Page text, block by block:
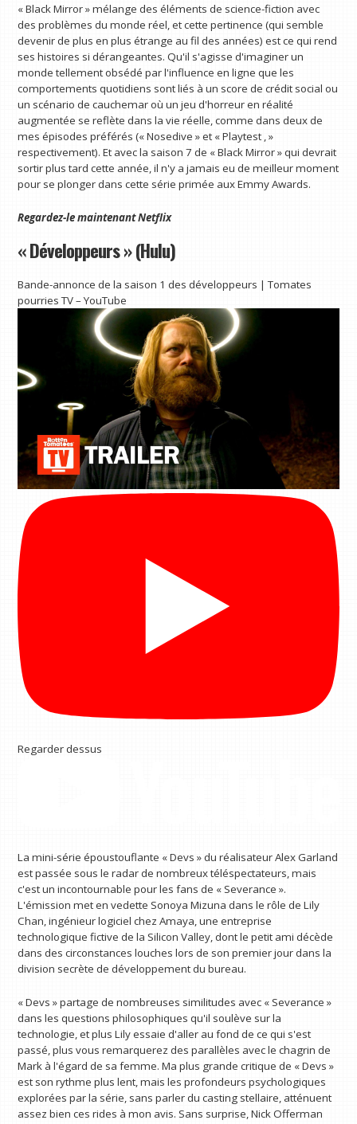
« Black Mirror » mélange des éléments de science-fiction avec
des problèmes du monde réel, et cette pertinence (qui semble
devenir de plus en plus étrange au fil des années) est ce qui rend
ses histoires si dérangeantes. Qu'il s'agisse d'imaginer un
monde tellement obsédé par l'influence en ligne que les
comportements quotidiens sont liés à un score de crédit social ou
un scénario de cauchemar où un jeu d'horreur en réalité
augmentée se reflète dans la vie réelle, comme dans deux de
mes épisodes préférés (« Nosedive » et « Playtest , »
respectivement). Et avec la saison 7 de « Black Mirror » qui devrait
sortir plus tard cette année, il n'y a jamais eu de meilleur moment
pour se plonger dans cette série primée aux Emmy Awards.
Regardez-le maintenantNetflix
« Développeurs » (Hulu)
Bande-annonce de la saison 1 des développeurs | Tomates
pourries TV – YouTube
Regarder dessus
La mini-série époustouflante « Devs » du réalisateur Alex Garland
est passée sous le radar de nombreux téléspectateurs, mais
c'est un incontournable pour les fans de « Severance ».
L'émission met en vedette Sonoya Mizuna dans le rôle de Lily
Chan, ingénieur logiciel chez Amaya, une entreprise
technologique fictive de la Silicon Valley, dont le petit ami décède
dans des circonstances louches lors de son premier jour dans la
division secrète de développement du bureau.
« Devs » partage de nombreuses similitudes avec « Severance »
dans les questions philosophiques qu'il soulève sur la
technologie, et plus Lily essaie d'aller au fond de ce qui s'est
passé, plus vous remarquerez des parallèles avec le chagrin de
Mark à l'égard de sa femme. Ma plus grande critique de « Devs »
est son rythme plus lent, mais les profondeurs psychologiques
explorées par la série, sans parler du casting stellaire, atténuent
assez bien ces rides à mon avis. Sans surprise, Nick Offerman